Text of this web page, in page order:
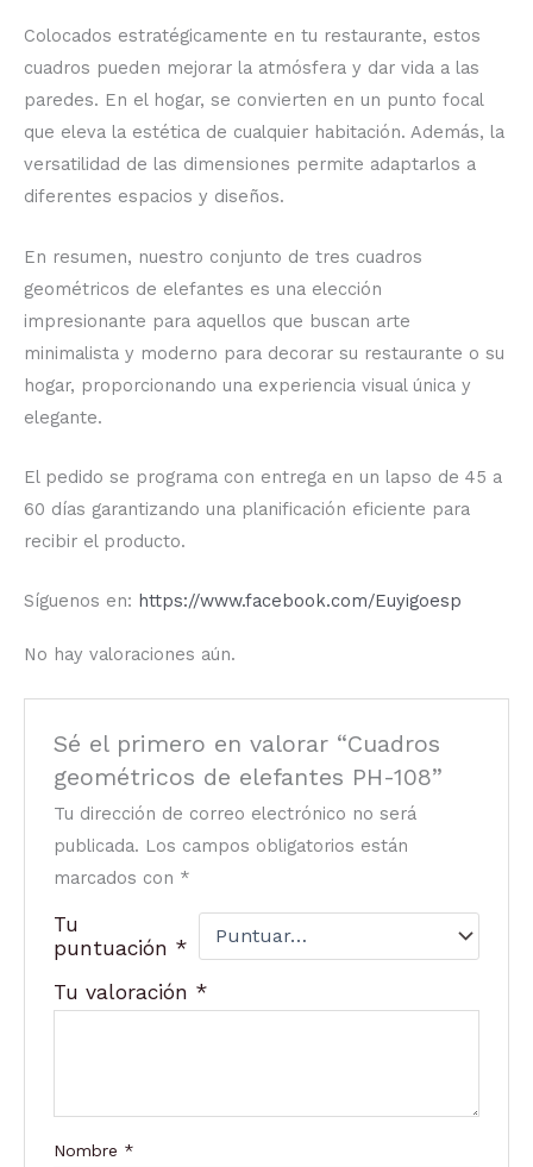
Colocados estratégicamente en tu restaurante, estos
cuadros pueden mejorar la atmósfera y dar vida a las
paredes. En el hogar, se convierten en un punto focal
que eleva la estética de cualquier habitación. Además, la
versatilidad de las dimensiones permite adaptarlos a
diferentes espacios y diseños.
En resumen, nuestro conjunto de tres cuadros
geométricos de elefantes es una elección
impresionante para aquellos que buscan arte
minimalista y moderno para decorar su restaurante o su
hogar, proporcionando una experiencia visual única y
elegante.
El pedido se programa con entrega en un lapso de 45 a
60 días garantizando una planificación eficiente para
recibir el producto.
Síguenos en: https://www.facebook.com/Euyigoesp
No hay valoraciones aún.
Sé el primero en valorar “Cuadros
geométricos de elefantes PH-108”
Tu dirección de correo electrónico no será
publicada. Los campos obligatorios están
marcados con *
Tu
puntuación *
Tu valoración *
Nombre *